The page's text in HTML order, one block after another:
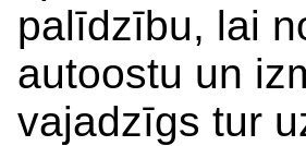
palīdzību, lai
autoostu un
vajadzīgs tur